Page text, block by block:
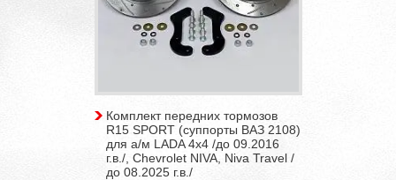
Комплект передних тормозов
R15 SPORT (суппорты ВАЗ 2108)
для а/м LADA 4x4 /до 09.2016
г.в./, Chevrolet NIVA, Niva Travel /
до 08.2025 г.в./